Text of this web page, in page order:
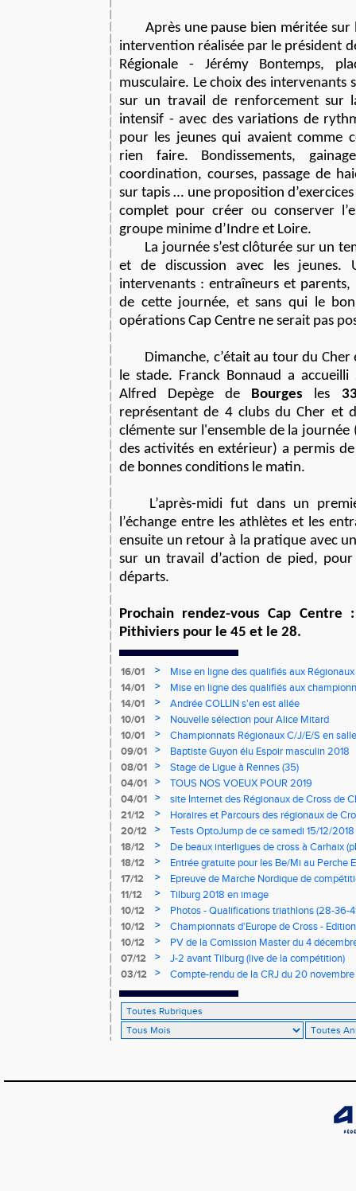
Après une pause bien méritée sur
intervention réalisée par le président
Régionale - Jérémy Bontemps,
musculaire. Le choix des intervenants
sur un travail de renforcement sur
intensif - avec des variations de
pour les jeunes qui avaient comme
rien faire. Bondissements,
coordination, courses, passage de
sur tapis … une proposition
complet pour créer ou conserver
groupe minime d’Indre et Loire.
La journée s’est clôturée sur un
et de discussion avec les jeunes.
intervenants : entraîneurs et
de cette journée, et sans qui le
opérations Cap Centre ne serait pas
Dimanche, c’était au tour du Cher
le stade. Franck Bonnaud a
Alfred Depège de Bourges les
représentant de 4 clubs du Cher et
clémente sur l'ensemble de la
des activités en extérieur) a permis
de bonnes conditions le matin.
L’après-midi fut dans un
l’échange entre les athlètes et les
ensuite un retour à la pratique avec
sur un travail d’action de pied,
départs.
Prochain rendez-vous Cap
Pithiviers pour le 45 et le 28.
16/01 >
Mise en ligne des qualifiés aux
14/01
>
Mise en ligne des qualifiés aux
14/01
>
Andrée COLLIN s'en est allée
10/01
>
Nouvelle sélection pour Alice Mitard
10/01
>
Championnats Régionaux C/J/E/S en
mercredi à 9h00
09/01 >
Baptiste Guyon élu Espoir masculin 2018
08/01
>
Stage de Ligue à Rennes (35)
04/01
>
TOUS NOS VOEUX POUR 2019
04/01
>
site Internet des Régionaux de Cross de
21/12
>
Horaires et Parcours des régionaux de
20/12
>
Tests OptoJump de ce samedi 15/12/2018
18/12
>
De beaux interligues de cross à Carhaix
18/12
>
Entrée gratuite pour les Be/Mi au Perche
17/12
>
Epreuve de Marche Nordique de
de cross du Loir et Cher
11/12 >
Tilburg 2018 en image
10/12
>
Photos - Qualifications triathlons (28-36-
10/12
>
Championnats d'Europe de Cross -
10/12
>
PV de la Comission Master du 4
07/12
>
J-2 avant Tilburg (live de la compétition)
03/12
> Compte-rendu de la CRJ du 20 novembre